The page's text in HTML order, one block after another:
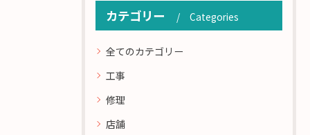
カテゴリー Categories
全てのカテゴリー
工事
修理
店舗